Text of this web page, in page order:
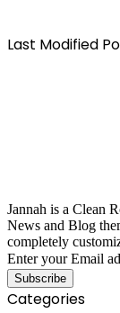
Last Modified
Jannah is a Clean
News and Blog
completely
Enter your Email
Categories